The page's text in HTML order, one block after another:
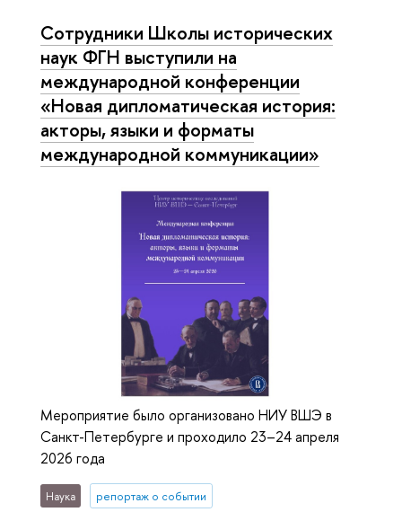
Сотрудники Школы исторических
наук ФГН выступили на
международной конференции
«Новая дипломатическая история:
акторы, языки и форматы
международной коммуникации»
Мероприятие было организовано НИУ ВШЭ в
Санкт-Петербурге и проходило 23–24 апреля
2026 года
Наука репортаж о событии